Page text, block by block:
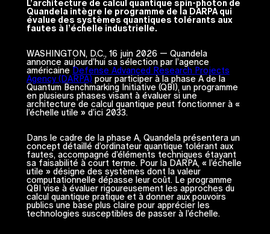
L’architecture de calcul quantique spin-photon de
Quandela intègre le programme de la DARPA qui
évalue des systèmes quantiques tolérants aux
fautes à l’échelle industrielle.
WASHINGTON, D.C., 16 juin 2026 — Quandela
annonce aujourd’hui sa sélection par l’agence
américaine Defense Advanced Research Projects
Agency (DARPA)pour participer à la phase A de la
Quantum Benchmarking Initiative (QBI), un programme
en plusieurs phases visant à évaluer si une
architecture de calcul quantique peut fonctionner à «
l’échelle utile » d’ici 2033.
Dans le cadre de la phase A, Quandela présentera un
concept détaillé d’ordinateur quantique tolérant aux
fautes, accompagné d’éléments techniques étayant
sa faisabilité à court terme. Pour la DARPA, « l’échelle
utile » désigne des systèmes dont la valeur
computationnelle dépasse leur coût. Le programme
QBI vise à évaluer rigoureusement les approches du
calcul quantique pratique et à donner aux pouvoirs
publics une base plus claire pour apprécier les
technologies susceptibles de passer à l’échelle.